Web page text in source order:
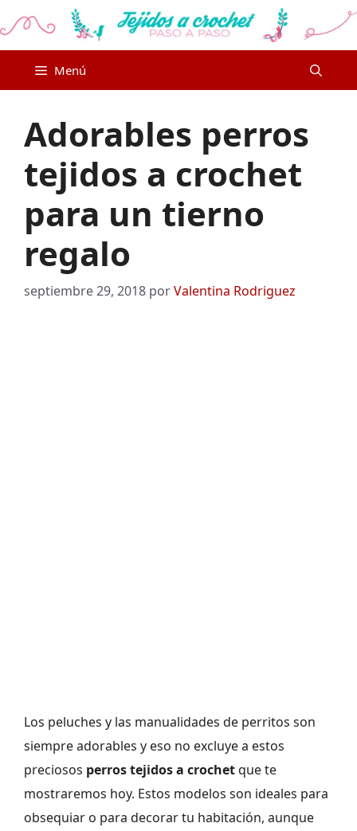
al
Menú
Adorables perros
tejidos a crochet
para un tierno
regalo
septiembre 29, 2018 porValentina Rodriguez
Los peluches y las manualidades de perritos son
siempre adorables y eso no excluye a estos
preciosos perros tejidos a crochetque te
mostraremos hoy. Estos modelos son ideales para
obsequiar o para decorar tu habitación, aunque